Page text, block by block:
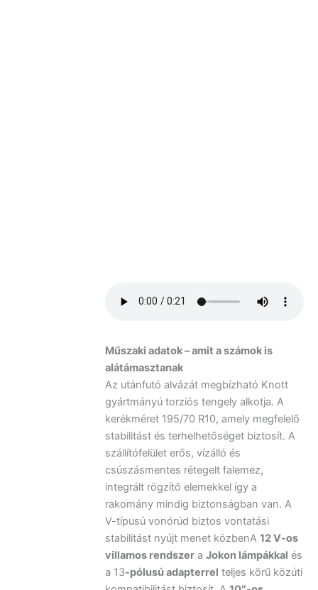
Műszaki adatok – amit a számok is
alátámasztanak
Az utánfutó alvázát megbízható Knott
gyártmányú torziós tengely alkotja. A
kerékméret 195/70 R10, amely megfelelő
stabilitást és terhelhetőséget biztosít. A
szállítófelület erős, vízálló és
csúszásmentes rétegelt falemez,
integrált rögzítő elemekkel így a
rakomány mindig biztonságban van. A
V-típusú vonórúd biztos vontatási
stabilitást nyújt menet közbenA 12 V-os
villamos rendszera Jokon lámpákkal és
a 13-pólusú adapterrel teljes körű közúti